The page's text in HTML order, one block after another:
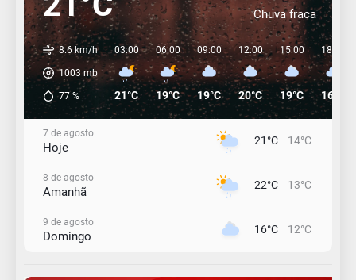
Chuva fraca
8.6 km/h
1003 mb
77%
03:00
21°C
06:00
19°C
09:00
19°C
12:00
20°C
15:00
19°C
18:00
16°C
7 de agosto
Hoje 21°C 14°C
8 de agosto
Amanhã 22°C 13°C
9 de agosto
Domingo 16°C 12°C